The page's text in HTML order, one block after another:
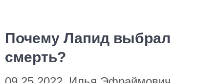
Почему Лапид выбрал
смерть?